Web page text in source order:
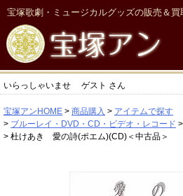
宝塚歌劇・ミュージカルグッズの販売＆買
いらっしゃいませ ゲスト さん
宝塚アンHOME 商品購入
アイテムで探す
ブルーレイ・DVD・CD・ビデオ・レコード
杜けあき 愛の詩(ポエム)(CD)＜中古品＞